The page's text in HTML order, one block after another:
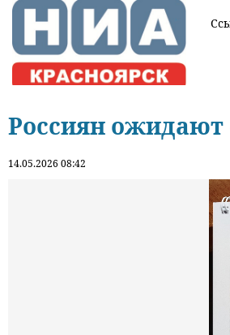
Россиян ожидают
14.05.2026 08:42